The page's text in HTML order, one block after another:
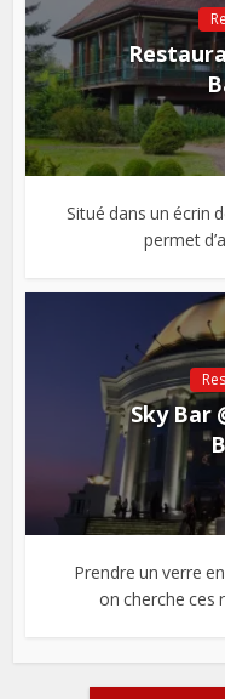
Situé dans un écrin
permet
Sky Bar
Prendre un verre
on cherche ces